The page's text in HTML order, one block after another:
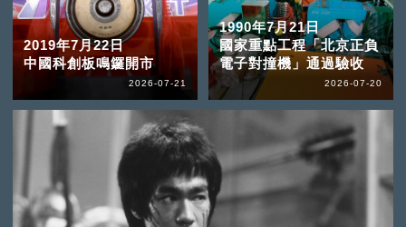
2019年7月22日
中國科創板鳴鑼開市
2026-07-21
1990年7月21日
國家重點工程「北京正負
電子對撞機」通過驗收
2026-07-20